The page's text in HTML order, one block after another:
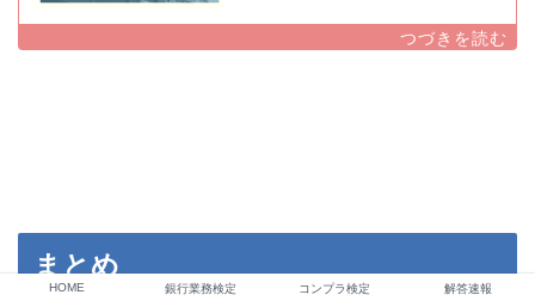
まとめ
HOME 銀行業務検定 コンプラ検定 解答速報